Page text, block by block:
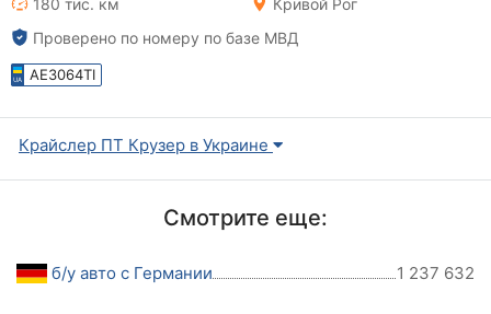
Проверено по номеру по базе МВД
AE3064TI
Крайслер ПТ Крузер в Украине
Смотрите еще:
б/у авто с Германии 1 237 632